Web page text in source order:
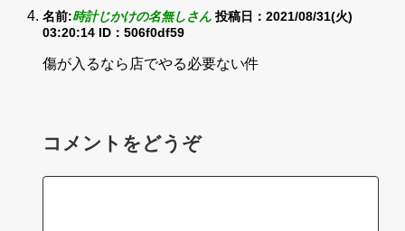
名前:時計じかけの名無しさん 投稿日：2021/08/31(火)
03:20:14 ID：506f0df59
傷が入るなら店でやる必要ない件
コメントをどうぞ